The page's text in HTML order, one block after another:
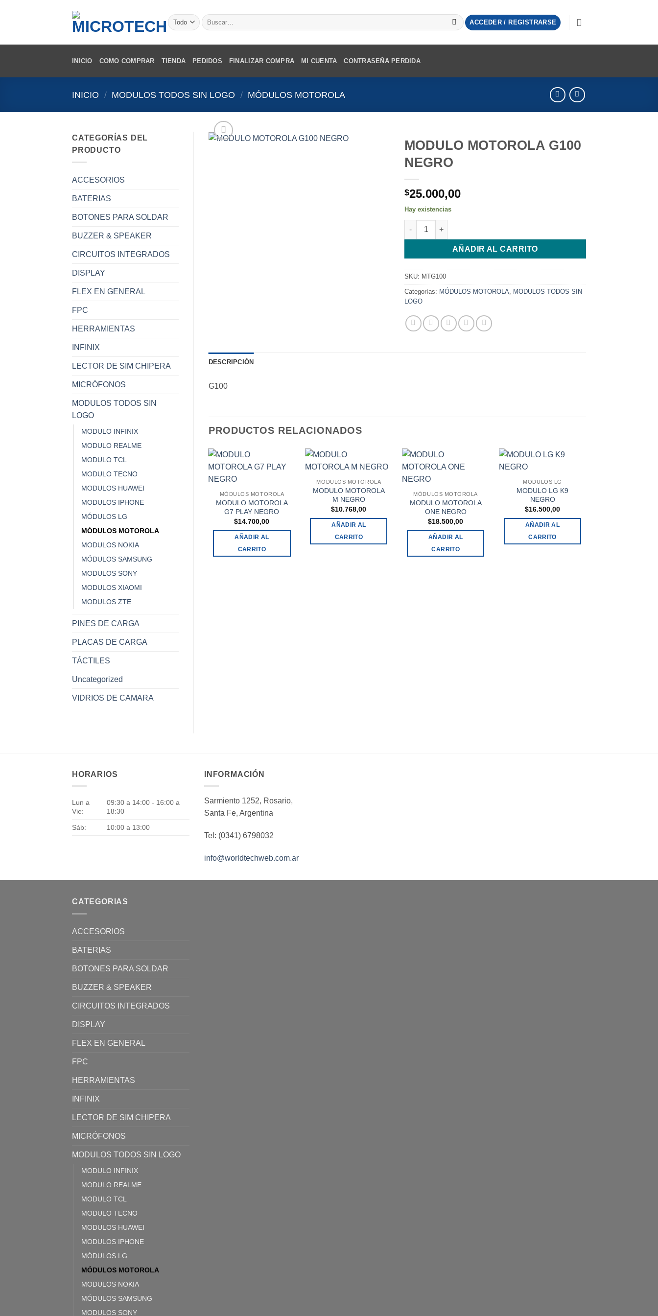
Buscar
por:
ACCEDER / REGISTRARSE
INICIO COMO COMPRAR TIENDA PEDIDOS FINALIZAR COMPRA MI CUENTA CONTRASEÑA PERDIDA
INICIO / MODULOS TODOS SIN LOGO / MÓDULOS MOTOROLA
CATEGORÍAS DEL
PRODUCTO
ACCESORIOS
BATERIAS
BOTONES PARA SOLDAR
BUZZER & SPEAKER
CIRCUITOS INTEGRADOS
DISPLAY
FLEX EN GENERAL
FPC
HERRAMIENTAS
INFINIX
LECTOR DE SIM CHIPERA
MICRÓFONOS
MODULOS TODOS SIN
LOGO
MODULO INFINIX
MODULO REALME
MODULO TCL
MODULO TECNO
MODULOS HUAWEI
MODULOS IPHONE
MÓDULOS LG
MÓDULOS MOTOROLA
MODULOS NOKIA
MÓDULOS SAMSUNG
MODULOS SONY
MODULOS XIAOMI
MODULOS ZTE
PINES DE CARGA
PLACAS DE CARGA
TÁCTILES
Uncategorized
VIDRIOS DE CAMARA
MODULO MOTOROLA G100
NEGRO
$25.000,00
Hay existencias
MODULO MOTOROLA G100 NEGRO cantidad
AÑADIR AL CARRITO
SKU: MTG100
Categorías: MÓDULOS MOTOROLA
MODULOS TODOS SIN
LOGO
DESCRIPCIÓN
G100
PRODUCTOS RELACIONADOS
MÓDULOS MOTOROLA
MODULO MOTOROLA
G7 PLAY NEGRO
$14.700,00
AÑADIR AL
CARRITO
MÓDULOS MOTOROLA
MODULO MOTOROLA
M NEGRO
$10.768,00
AÑADIR AL
CARRITO
MÓDULOS MOTOROLA
MODULO MOTOROLA
ONE NEGRO
$18.500,00
AÑADIR AL
CARRITO
MÓDULOS LG
MODULO LG K9
NEGRO
$16.500,00
AÑADIR AL
CARRITO
HORARIOS
Lun a
Vie:
09:30 a 14:00 - 16:00 a
18:30
Sáb: 10:00 a 13:00
INFORMACIÓN
Sarmiento 1252, Rosario,
Santa Fe, Argentina
Tel: (0341) 6798032
info@worldtechweb.com.ar
CATEGORIAS
ACCESORIOS
BATERIAS
BOTONES PARA SOLDAR
BUZZER & SPEAKER
CIRCUITOS INTEGRADOS
DISPLAY
FLEX EN GENERAL
FPC
HERRAMIENTAS
INFINIX
LECTOR DE SIM CHIPERA
MICRÓFONOS
MODULOS TODOS SIN LOGO
MODULO INFINIX
MODULO REALME
MODULO TCL
MODULO TECNO
MODULOS HUAWEI
MODULOS IPHONE
MÓDULOS LG
MÓDULOS MOTOROLA
MODULOS NOKIA
MÓDULOS SAMSUNG
MODULOS SONY